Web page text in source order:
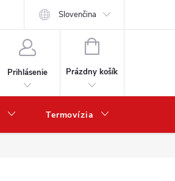
Slovenčina
Prihlásenie
NÁKUPNÝ
Prázdny košík
Termovízia